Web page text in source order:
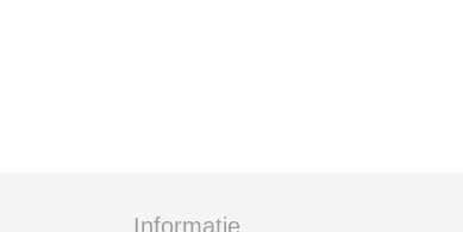
Informatie